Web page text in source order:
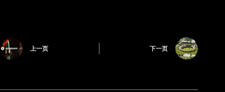
上一页 下一页